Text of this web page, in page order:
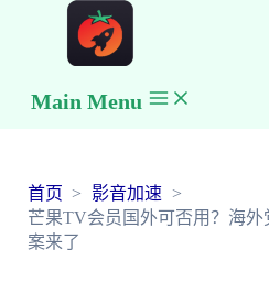
Main Menu
首页
影音加速
芒果TV会员国外可否用？海
案来了